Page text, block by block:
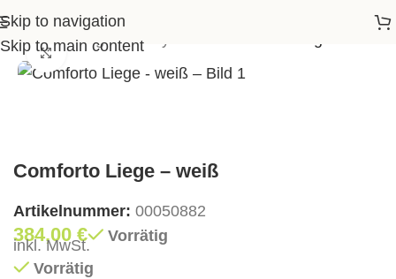
Skip to navigation
Skip to main content
> Gartenliegen & Daybeds
Klick zum Vergrößern
Comforto Liege – weiß
Artikelnummer: 00050882
384,00€ Vorrätig
inkl. MwSt.
Vorrätig